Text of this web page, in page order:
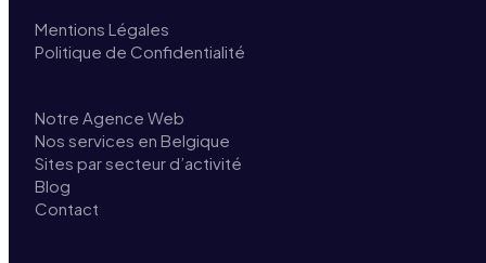
Mentions Légales
Politique de Confidentialité
Notre Agence Web
Nos services en Belgique
Sites par secteur d’activité
Blog
Contact